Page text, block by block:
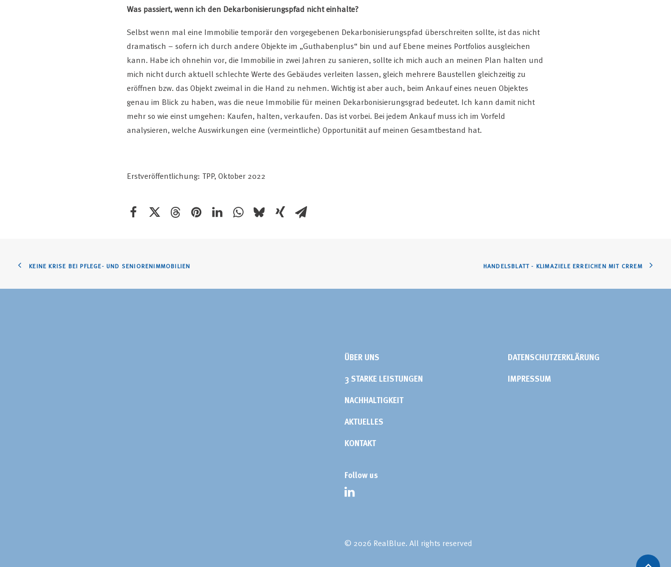
Was passiert, wenn ich den Dekarbonisierungspfad nicht einhalte?
Selbst wenn mal eine Immobilie temporär den vorgegebenen Dekarbonisierungspfad überschreiten sollte, ist das nicht
dramatisch – sofern ich durch andere Objekte im „Guthabenplus“ bin und auf Ebene meines Portfolios ausgleichen
kann. Habe ich ohnehin vor, die Immobilie in zwei Jahren zu sanieren, sollte ich mich auch an meinen Plan halten und
mich nicht durch aktuell schlechte Werte des Gebäudes verleiten lassen, gleich mehrere Baustellen gleichzeitig zu
eröffnen bzw. das Objekt zweimal in die Hand zu nehmen. Wichtig ist aber auch, beim Ankauf eines neuen Objektes
genau im Blick zu haben, was die neue Immobilie für meinen Dekarbonisierungsgrad bedeutet. Ich kann damit nicht
mehr so wie einst umgehen: Kaufen, halten, verkaufen. Das ist vorbei. Bei jedem Ankauf muss ich im Vorfeld
analysieren, welche Auswirkungen eine (vermeintliche) Opportunität auf meinen Gesamtbestand hat.
Erstveröffentlichung: TPP, Oktober 2022
KEINE KRISE BEI PFLEGE- UND SENIORENIMMOBILIEN HANDELSBLATT - KLIMAZIELE ERREICHEN MIT CRREM
ÜBER UNS
3 STARKE LEISTUNGEN
NACHHALTIGKEIT
AKTUELLES
KONTAKT
DATENSCHUTZERKLÄRUNG
IMPRESSUM
Follow us
© 2026 RealBlue. All rights reserved